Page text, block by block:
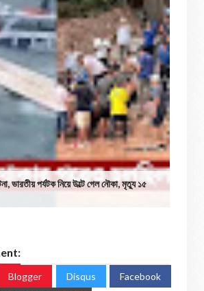
ভারতীয় পর্যটক নিয়ে উল্টে গেল নৌকা, মৃত্যু ১৫
Blogger Disqus Facebook